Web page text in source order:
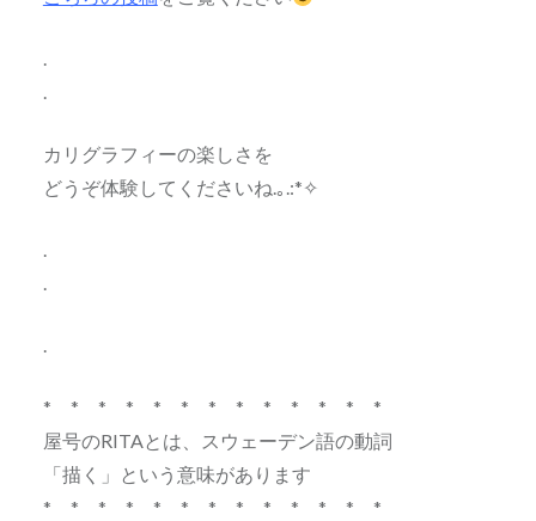
.
.
カリグラフィーの楽しさを
どうぞ体験してくださいね.｡.:*✧
.
.
.
* * * * * * * * * * * * *
屋号のRITAとは、スウェーデン語の動詞
「描く」という意味があります
* * * * * * * * * * * * *